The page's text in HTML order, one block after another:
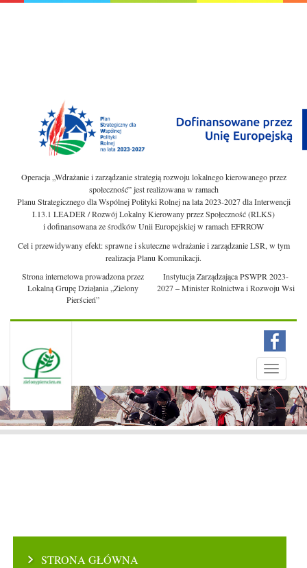
Operacja „Wdrażanie i zarządzanie strategią rozwoju lokalnego kierowanego przez
społeczność” jest realizowana w ramach
Planu Strategicznego dla Wspólnej Polityki Rolnej na lata 2023-2027 dla Interwencji
I.13.1 LEADER / Rozwój Lokalny Kierowany przez Społeczność (RLKS)
i dofinansowana ze środków Unii Europejskiej w ramach EFRROW
Cel i przewidywany efekt: sprawne i skuteczne wdrażanie i zarządzanie LSR, w tym
realizacja Planu Komunikacji.
Strona internetowa prowadzona przez
Lokalną Grupę Działania „Zielony
Pierścień”
Instytucja Zarządzająca PSWPR 2023-
2027 – Minister Rolnictwa i Rozwoju Wsi
Toggle
Menu
STRONA GŁÓWNA